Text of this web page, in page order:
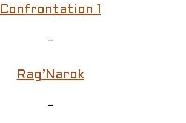
Confrontation 1
–
Rag’Narok
–